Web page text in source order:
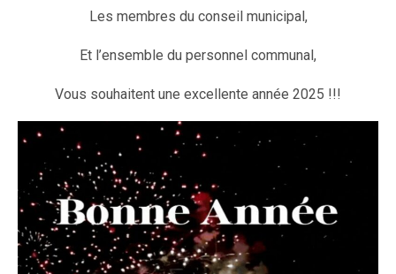
Les membres du conseil municipal,
Et l’ensemble du personnel communal,
Vous souhaitent une excellente année 2025 !!!